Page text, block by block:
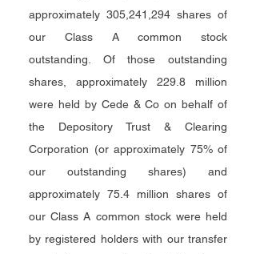
approximately 305,241,294 shares of
our Class A common stock
outstanding. Of those outstanding
shares, approximately 229.8 million
were held by Cede & Co on behalf of
the Depository Trust & Clearing
Corporation (or approximately 75% of
our outstanding shares) and
approximately 75.4 million shares of
our Class A common stock were held
by registered holders with our transfer